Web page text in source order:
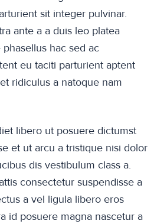
sit integer pulvinar.
ante a a duis leo platea
hac sed ac
eu taciti parturient aptent
ridiculus a natoque nam
libero ut posuere dictumst
et ut arcu a tristique nisi dolor
dis vestibulum class a.
consectetur suspendisse a
a vel ligula libero eros
id posuere magna nascetur a